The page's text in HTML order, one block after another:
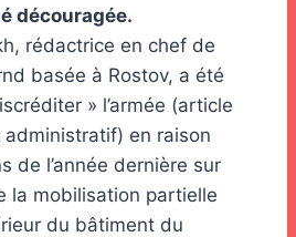
découragée.
rédactrice en chef de
basée à Rostov, a été
» l’armée (article
en raison
de l’année dernière sur
la mobilisation partielle
du bâtiment du